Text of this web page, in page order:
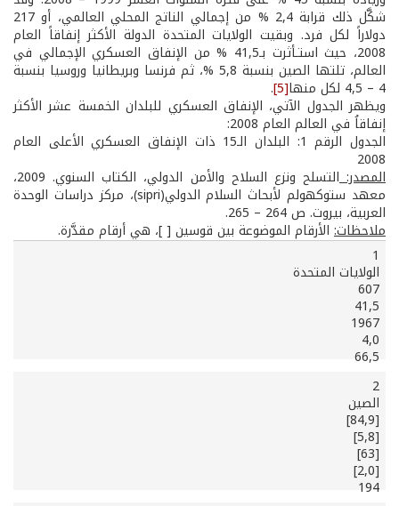
شكَّل ذلك قرابة 2,4 % من إجمالي الناتج المحلي العالمي، أو 217
دولاراً لكل فرد. وبقيت الولايات المتحدة الدولة الأكثر إنفاقاً العام
2008، حيث استـأثرت بـ41,5 % من الإنفاق العسكري الإجمالي في
العالم، تلتها الصين بنسبة 5,8 %، ثم فرنسا وبريطانيا وروسيا بنسبة
4 – 4,5 لكل منها [5]
.
ويظهر الجدول الآتي، الإنفاق العسكري للبلدان الخمسة عشر الأكثر
إنفاقاُ في العالم العام 2008:
الجدول الرقم 1: البلدان الـ15 ذات الإنفاق العسكري الأعلى العام
2008
المصدر: التسلح ونزع السلاح والأمن الدولي، الكتاب السنوي. 2009،
معهد ستوكهولم لأبحاث السلام الدولي(sipri)، مركز دراسات الوحدة
العربية، بيروت. ص 264 – 265.
ملاحظات: الأرقام الموضوعة بين قوسين [ ]، هي أرقام مقدَّرة.
المرتبة
البلد
الإنفاق
(مليار
$)
الحصة
العالمية
(%)
نصيب
الفرد
من
الإنفاق
($)
العبء
العسكري
2007
(%)
التغيير
2008
1
الولايات المتحدة
607
41,5
1967
4,0
66,5
2
الصين
[84,9]
[5,8]
[63]
[2,0]
194